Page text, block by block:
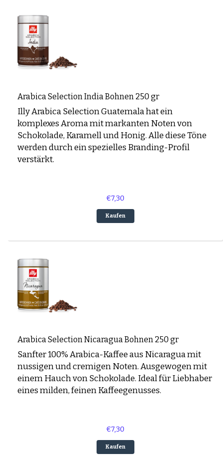
Arabica Selection India Bohnen 250 gr
Illy Arabica Selection Guatemala hat ein
komplexes Aroma mit markanten Noten von
Schokolade, Karamell und Honig. Alle diese Töne
werden durch ein spezielles Branding-Profil
verstärkt.
€7,30
Kaufen
Arabica Selection Nicaragua Bohnen 250 gr
Sanfter 100% Arabica-Kaffee aus Nicaragua mit
nussigen und cremigen Noten. Ausgewogen mit
einem Hauch von Schokolade. Ideal für Liebhaber
eines milden, feinen Kaffeegenusses.
€7,30
Kaufen